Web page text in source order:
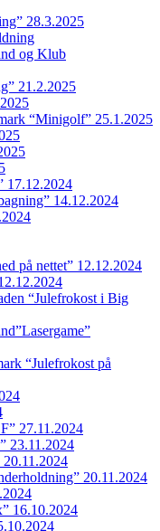
28.3.2025
og Klub
21.2.2025
“Minigolf” 25.1.2025
17.12.2024
14.12.2024
på nettet” 12.12.2024
“Julefrokost i Big
“Julefrokost på
27.11.2024
23.11.2024
20.11.2024
16.10.2024